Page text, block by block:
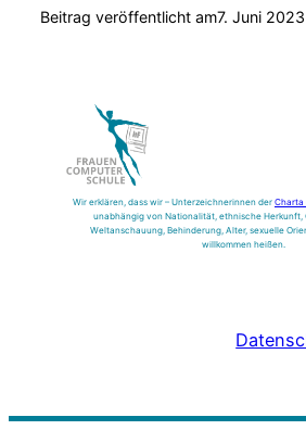
Beitrag veröffentlicht am7. Juni 2023
Wir erklären, dass wir – Unterzeichnerinnen der Charta
unabhängig von Nationalität, ethnische Herkunft,
Weltanschauung, Behinderung, Alter, sexuelle
willkommen heißen.